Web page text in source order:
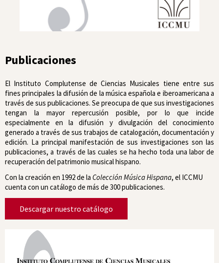
Publicaciones
El Instituto Complutense de Ciencias Musicales tiene entre sus
fines principales la difusión de la música española e iberoamericana a
través de sus publicaciones. Se preocupa de que sus investigaciones
tengan la mayor repercusión posible, por lo que incide
especialmente en la difusión y divulgación del conocimiento
generado a través de sus trabajos de catalogación, documentación y
edición. La principal manifestación de sus investigaciones son las
publicaciones, a través de las cuales se ha hecho toda una labor de
recuperación del patrimonio musical hispano.
Con la creación en 1992 de la Colección Música Hispana, el ICCMU
cuenta con un catálogo de más de 300 publicaciones.
Descargar nuestro catálogo